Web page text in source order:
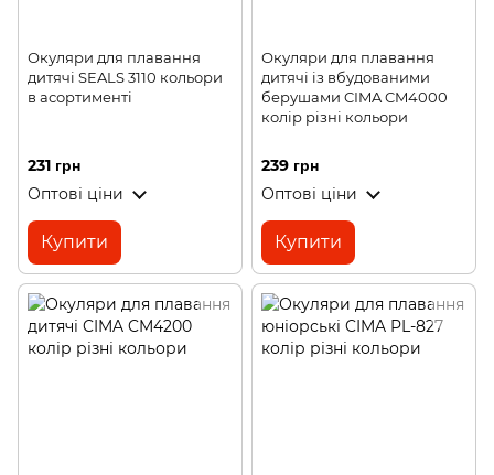
Окуляри для плавання
дитячі SEALS 3110 кольори
в асортименті
231 грн
Оптові ціни
Купити
Окуляри для плавання
дитячі із вбудованими
берушами CIMA CM4000
колір різні кольори
239 грн
Оптові ціни
Купити